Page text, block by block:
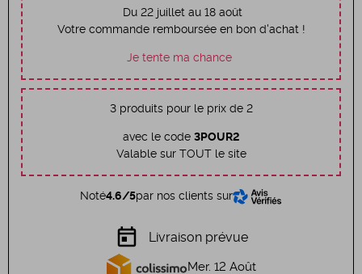
Du 22 juillet au 18 août
Votre commande remboursée en bon d'achat !
Je tente ma chance
3 produits pour le prix de 2
avec le code 3POUR2
Valable sur TOUT le site
Noté4.6/5par nos clients sur
today Livraison prévue
Mer. 12 Août